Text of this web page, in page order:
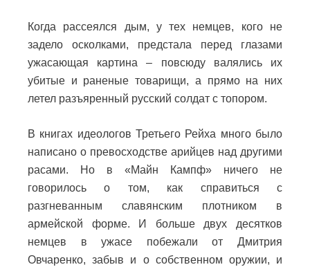
Когда рассеялся дым, у тех немцев, кого не
задело осколками, предстала перед глазами
ужасающая картина – повсюду валялись их
убитые и раненые товарищи, а прямо на них
летел разъяренный русский солдат с топором.
В книгах идеологов Третьего Рейха много было
написано о превосходстве арийцев над другими
расами. Но в «Майн Кампф» ничего не
говорилось о том, как справиться с
разгневанным славянским плотником в
армейской форме.
И больше двух десятков
немцев в ужасе побежали от Дмитрия
Овчаренко, забыв и о собственном оружии, и